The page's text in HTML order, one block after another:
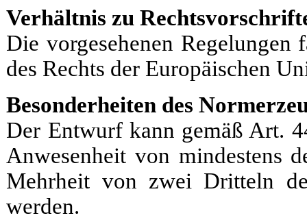
Verhältnis zu
Die vorgesehenen
des Rechts der Europäischen
Besonderheiten des
Der Entwurf kann gemäß Art.
Anwesenheit von mindestens
Mehrheit von zwei Dritteln
werden.